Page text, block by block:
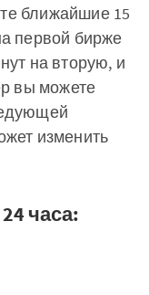
ближайшие 15
первой бирже
на вторую, и
вы можете
изменить
часа: